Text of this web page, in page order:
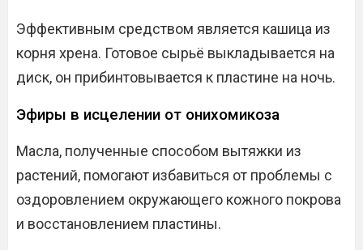
Эффективным средством является кашица из
корня хрена. Готовое сырьё выкладывается на
диск, он прибинтовывается к пластине на ночь.
Эфиры в исцелении от онихомикоза
Масла, полученные способом вытяжки из
растений, помогают избавиться от проблемы с
оздоровлением окружающего кожного покрова
и восстановлением пластины.